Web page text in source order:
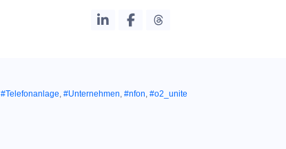
#Telefonanlage, #Unternehmen, #nfon, #o2_unite